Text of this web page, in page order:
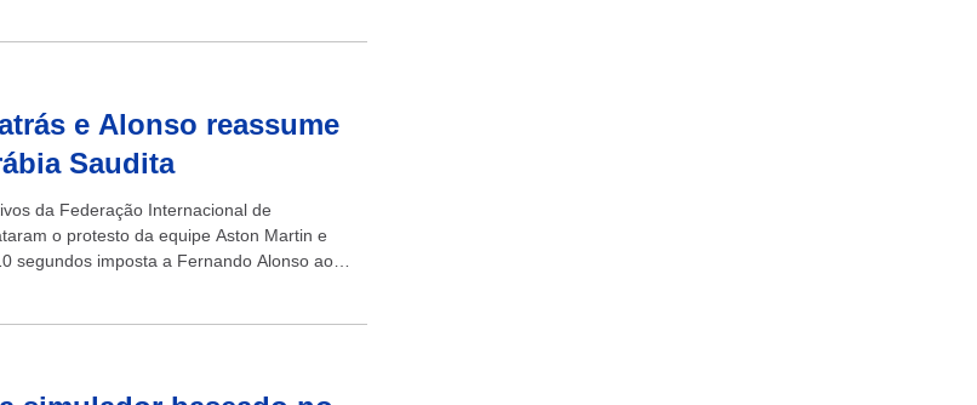
e Alonso reassume
Saudita
da Federação Internacional de
o protesto da equipe Aston Martin e
segundos imposta a Fernando Alonso ao